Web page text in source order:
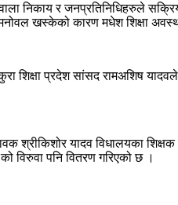
निकाय र जनप्रतिनिधिहरुले
खस्केको कारण मधेश शिक्षा
शिक्षा प्रदेश सांसद रामअशिष
श्रीकिशोर यादव विधालयका
विरुवा पनि वितरण गरिएको छ ।